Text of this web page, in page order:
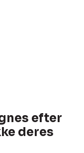
efter
deres